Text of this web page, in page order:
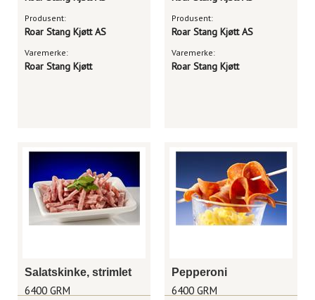
Produsent:
Roar Stang Kjøtt AS
Varemerke:
Roar Stang Kjøtt
Produsent:
Roar Stang Kjøtt AS
Varemerke:
Roar Stang Kjøtt
Salatskinke, strimlet
6400 GRM
Pepperoni
6400 GRM